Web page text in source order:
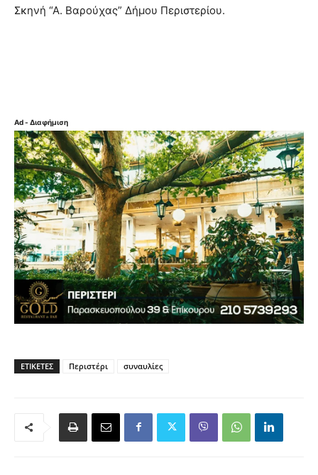
Σκηνή “Α. Βαρούχας” Δήμου Περιστερίου.
Ad - Διαφήμιση
ΕΤΙΚΈΤΕΣ Περιστέρι συναυλίες
Προηγούμενο άρθρο
σε 100 επιλεγμένα δημοτικά
Επόμενο άρθρο